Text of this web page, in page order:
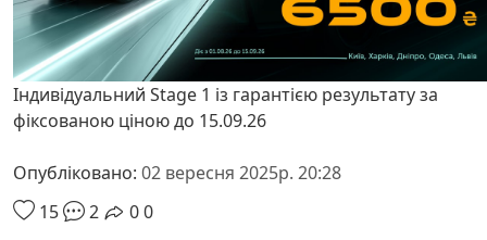
Індивідуальний Stage 1 із гарантією результату за
фіксованою ціною до 15.09.26
Опубліковано: 02 вересня 2025р. 20:28
15
2 00